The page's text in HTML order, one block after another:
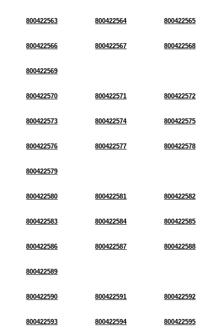
800422563 800422564 800422565
800422566 800422567 800422568
800422569
800422570 800422571 800422572
800422573 800422574 800422575
800422576 800422577 800422578
800422579
800422580 800422581 800422582
800422583 800422584 800422585
800422586 800422587 800422588
800422589
800422590 800422591 800422592
800422593 800422594 800422595